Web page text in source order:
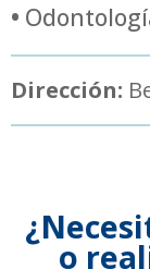
•
Dirección:
o